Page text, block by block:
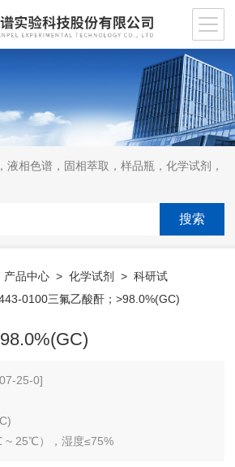
液相色谱，固相萃取，样品瓶，化学试剂，
产品中心 >化学试剂 >科研试
0100三氟乙酸酐；>98.0%(GC)
25-0]
~ 25℃），湿度≤75%